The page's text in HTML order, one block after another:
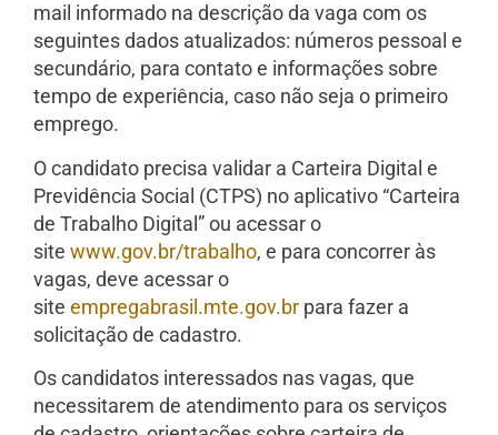
mail informado na descrição da vaga com os
seguintes dados atualizados: números pessoal e
secundário, para contato e informações sobre
tempo de experiência, caso não seja o primeiro
emprego.
O candidato precisa validar a Carteira Digital e
Previdência Social (CTPS) no aplicativo “Carteira
de Trabalho Digital” ou acessar o
site www.gov.br/trabalho, e para concorrer às
vagas, deve acessar o
site empregabrasil.mte.gov.br para fazer a
solicitação de cadastro.
Os candidatos interessados nas vagas, que
necessitarem de atendimento para os serviços